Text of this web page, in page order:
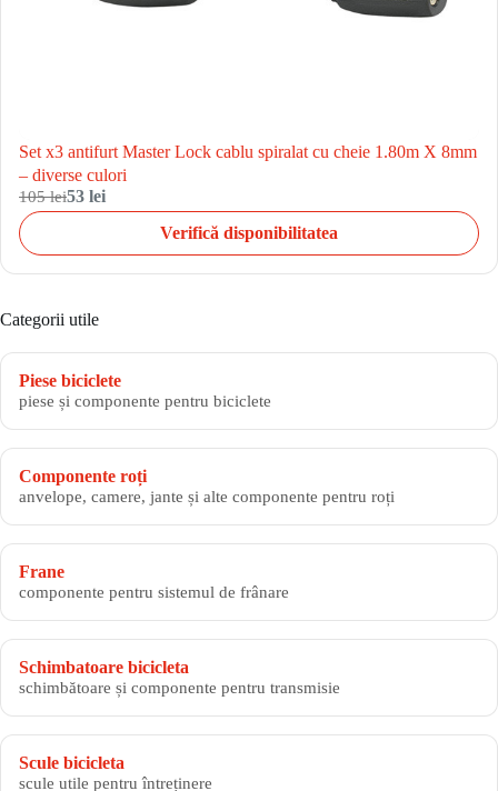
Set x3 antifurt Master Lock cablu spiralat cu cheie 1.80m X 8mm
– diverse culori
105 lei53 lei
Verifică disponibilitatea
Categorii utile
Piese biciclete
piese și componente pentru biciclete
Componente roți
anvelope, camere, jante și alte componente pentru roți
Frane
componente pentru sistemul de frânare
Schimbatoare bicicleta
schimbătoare și componente pentru transmisie
Scule bicicleta
scule utile pentru întreținere